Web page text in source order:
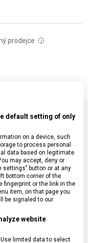
prodejce i
1 cm
default setting of only
on a device, such
to process personal
data based on legitimate
may accept, deny or
settings" button or at any
bottom corner of the
fingerprint or the link in the
item, on that page you
be signaled to our
website
limited data to select